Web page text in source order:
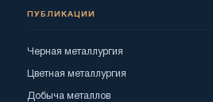
ПУБЛИКАЦИИ
Черная металлургия
Цветная металлургия
Добыча металлов